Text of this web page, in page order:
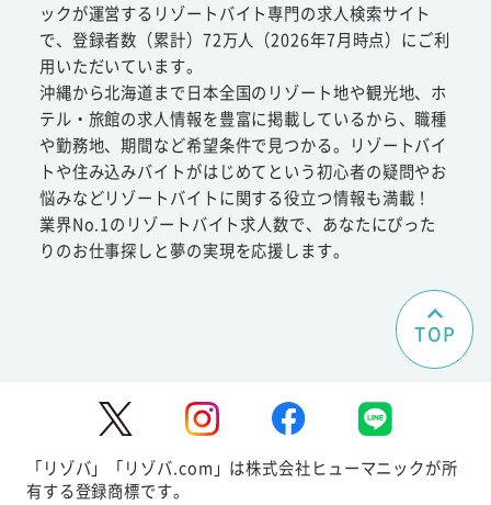
ックが運営するリゾートバイト専門の求人検索サイト
で、登録者数（累計）72万人（2026年7月時点）にご利
用いただいています。
沖縄から北海道まで日本全国のリゾート地や観光地、ホ
テル・旅館の求人情報を豊富に掲載しているから、職種
や勤務地、期間など希望条件で見つかる。リゾートバイ
トや住み込みバイトがはじめてという初心者の疑問やお
悩みなどリゾートバイトに関する役立つ情報も満載！
業界No.1のリゾートバイト求人数で、あなたにぴった
りのお仕事探しと夢の実現を応援します。
TOP
「リゾバ」「リゾバ.com」は株式会社ヒューマニックが所
有する登録商標です。